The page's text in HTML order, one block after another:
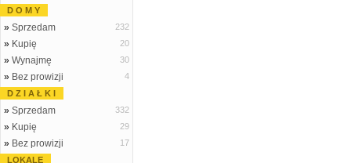
D O M Y
» Sprzedam 232
» Kupię 20
» Wynajmę 30
» Bez prowizji
4
D Z I A Ł K I
» Sprzedam 332
» Kupię 29
» Bez prowizji
17
LOKALE